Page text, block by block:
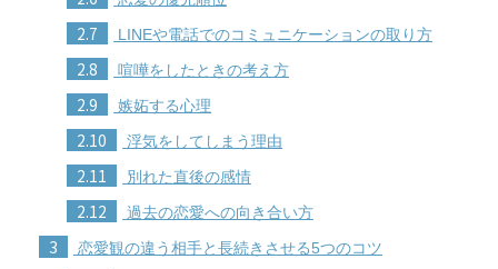
2.7 LINEや電話でのコミュニケーションの取り方
2.8 喧嘩をしたときの考え方
2.9 嫉妬する心理
2.10 浮気をしてしまう理由
2.11 別れた直後の感情
2.12 過去の恋愛への向き合い方
3 恋愛観の違う相手と長続きさせる5つのコツ